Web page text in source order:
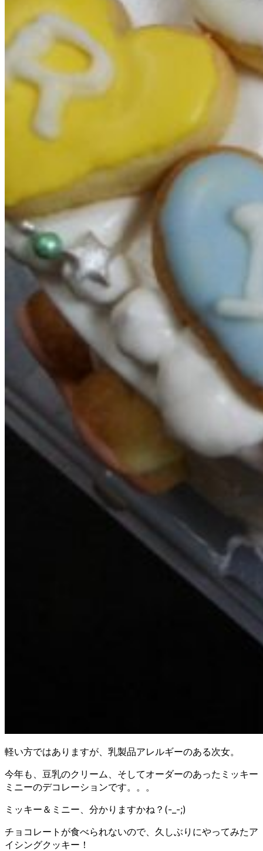
軽い方ではありますが、乳製品アレルギーのある次女。
今年も、豆乳のクリーム、そしてオーダーのあったミッキー
ミニーのデコレーションです。。。
ミッキー＆ミニー、分かりますかね？(-_-;)
チョコレートが食べられないので、久しぶりにやってみたア
イシングクッキー！